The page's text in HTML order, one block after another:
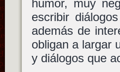
humor, muy
escribir
además de
obligan a largar
y diálogos que